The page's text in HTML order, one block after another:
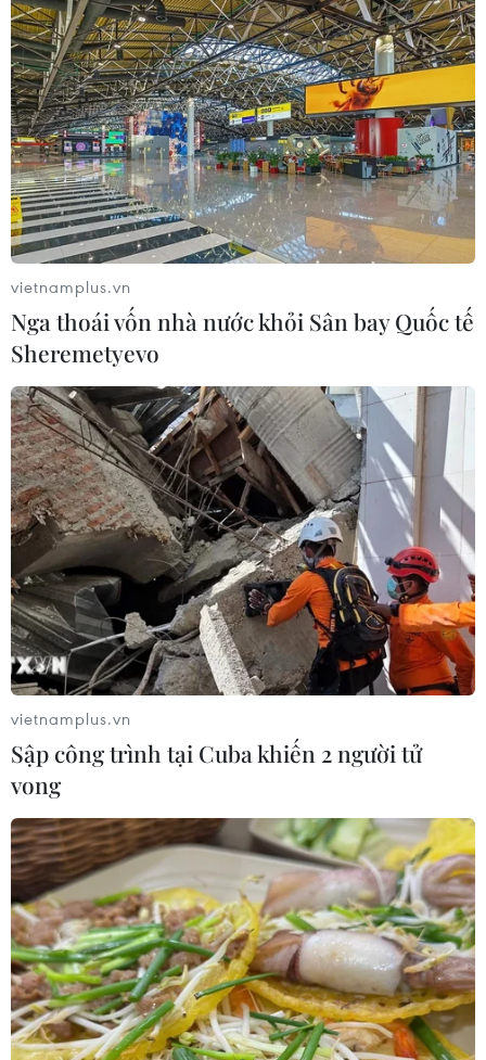
vietnamplus.vn
Nga thoái vốn nhà nước khỏi Sân bay Quốc tế
Sheremetyevo
vietnamplus.vn
Sập công trình tại Cuba khiến 2 người tử
vong